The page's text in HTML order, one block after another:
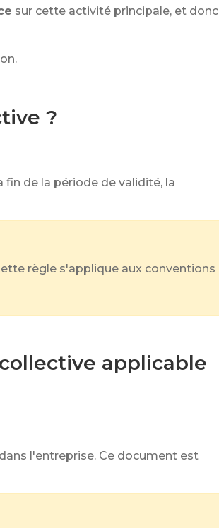
sur cette activité principale, et donc
?
fin de la période de validité, la
règle s'applique aux conventions
applicable
l'entreprise. Ce document est